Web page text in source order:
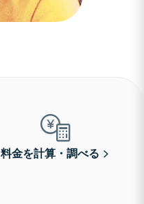
料金を計算・調べる